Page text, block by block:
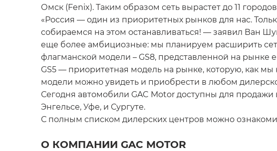
Омск (Fenix). Таким образом сеть вырастет до 11
«Россия — один из приоритетных рынков для нас.
собираемся на этом останавливаться! — заявил Ван
еще более амбициозные: мы планируем расширить
флагманской модели – GS8, представленной на
GS5 — приоритетная модель на рынке, которую, как
модели можно увидеть и приобрести в любом
Сегодня автомобили GAC Motor доступны для
Энгельсе, Уфе, и Сургуте.
С полным списком дилерских центров можно
О КОМПАНИИ GAC MOTOR